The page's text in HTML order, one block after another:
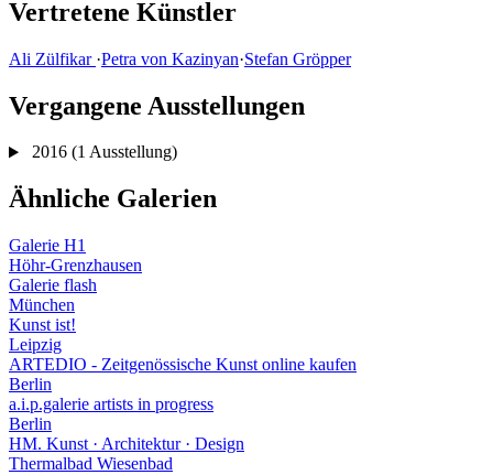
Vertretene Künstler
Ali Zülfikar ·Petra von Kazinyan·Stefan Gröpper
Vergangene Ausstellungen
2016 (1 Ausstellung)
Ähnliche Galerien
Galerie H1
Höhr-Grenzhausen
Galerie flash
München
Kunst ist!
Leipzig
ARTEDIO - Zeitgenössische Kunst online kaufen
Berlin
a.i.p.galerie artists in progress
Berlin
HM. Kunst · Architektur · Design
Thermalbad Wiesenbad